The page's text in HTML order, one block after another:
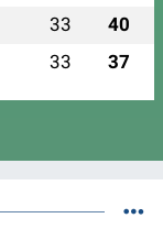
33 40
33 37